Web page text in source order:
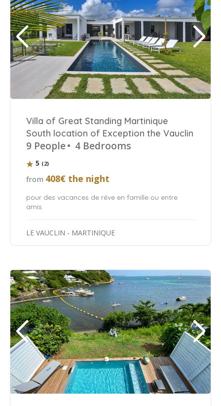
Villa of Great Standing Martinique
South location of Exception the Vauclin
9 People• 4 Bedrooms
5 (2)
from 408€ the night
pour des vacances de rêve en famille ou entre
amis
LE VAUCLIN - MARTINIQUE